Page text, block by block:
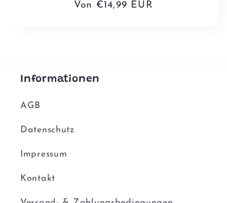
Normaler
Von €14,99 EUR
Informationen
AGB
Datenschutz
Impressum
Kontakt